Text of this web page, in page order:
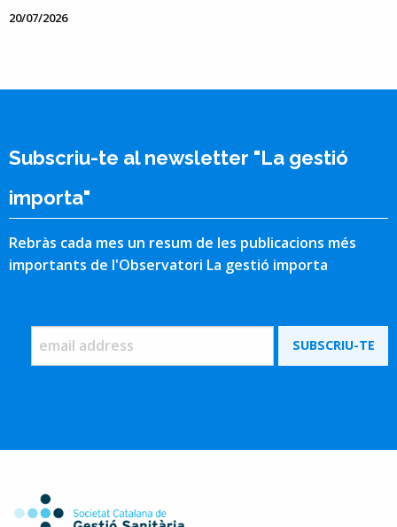
20/07/2026
Subscriu-te al newsletter "La gestió
importa"
Rebràs cada mes un resum de les publicacions més
importants de l'Observatori La gestió importa